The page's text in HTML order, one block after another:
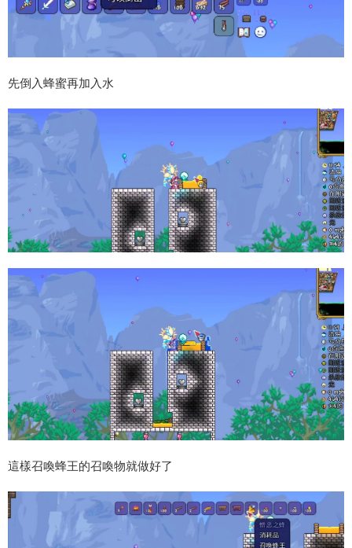
先倒入蜂蜜再加入水
這樣召喚蜂王的召喚物就做好了